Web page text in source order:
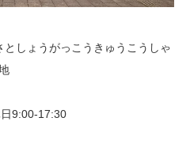
しょうがっこうきゅうこうしゃ
9:00-17:30